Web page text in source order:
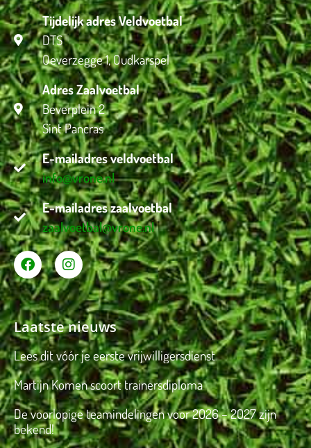
Tijdelijk adres Veldvoetbal
DTS
Oeverzegge 1, Oudkarspel
Adres Zaalvoetbal
Beverplein 2
Sint Pancras
E-mailadres veldvoetbal
info@vrone.nl
E-mailadres zaalvoetbal
zaalvoetbal@vrone.nl
Laatste nieuws
Lees dit vóór je eerste vrijwilligersdienst
Martijn Komen scoort trainersdiploma
De voorlopige teamindelingen voor 2026 – 2027 zijn
bekend!